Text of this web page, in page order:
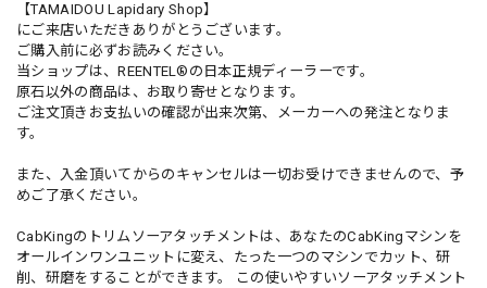
【TAMAIDOU Lapidary Shop】
にご来店いただきありがとうございます。
ご購入前に必ずお読みください。
当ショップは、REENTEL®︎の日本正規ディーラーです。
原石以外の商品は、お取り寄せとなります。
ご注文頂きお支払いの確認が出来次第、メーカーへの発注となりま
す。
また、入金頂いてからのキャンセルは一切お受けできませんので、予
めご了承ください。
CabKingのトリムソーアタッチメントは、あなたのCabKingマシンを
オールインワンユニットに変え、たった一つのマシンでカット、研
削、研磨をすることができます。 この使いやすいソーアタッチメント